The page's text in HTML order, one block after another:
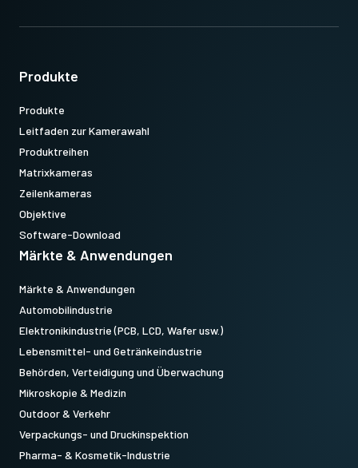
Produkte
Produkte
Leitfaden zur Kamerawahl
Produktreihen
Matrixkameras
Zeilenkameras
Objektive
Software-Download
Märkte & Anwendungen
Märkte & Anwendungen
Automobilindustrie
Elektronikindustrie (PCB, LCD, Wafer usw.)
Lebensmittel- und Getränkeindustrie
Behörden, Verteidigung und Überwachung
Mikroskopie & Medizin
Outdoor & Verkehr
Verpackungs- und Druckinspektion
Pharma- & Kosmetik-Industrie